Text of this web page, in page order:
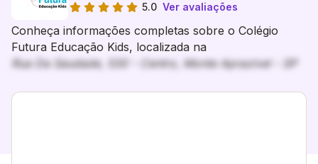
5.0 Ver avaliações
Conheça informações completas sobre o Colégio
Futura Educação Kids, localizada na
Rua Da Saudade, 530 - Centro, Monte Aprazível - SP